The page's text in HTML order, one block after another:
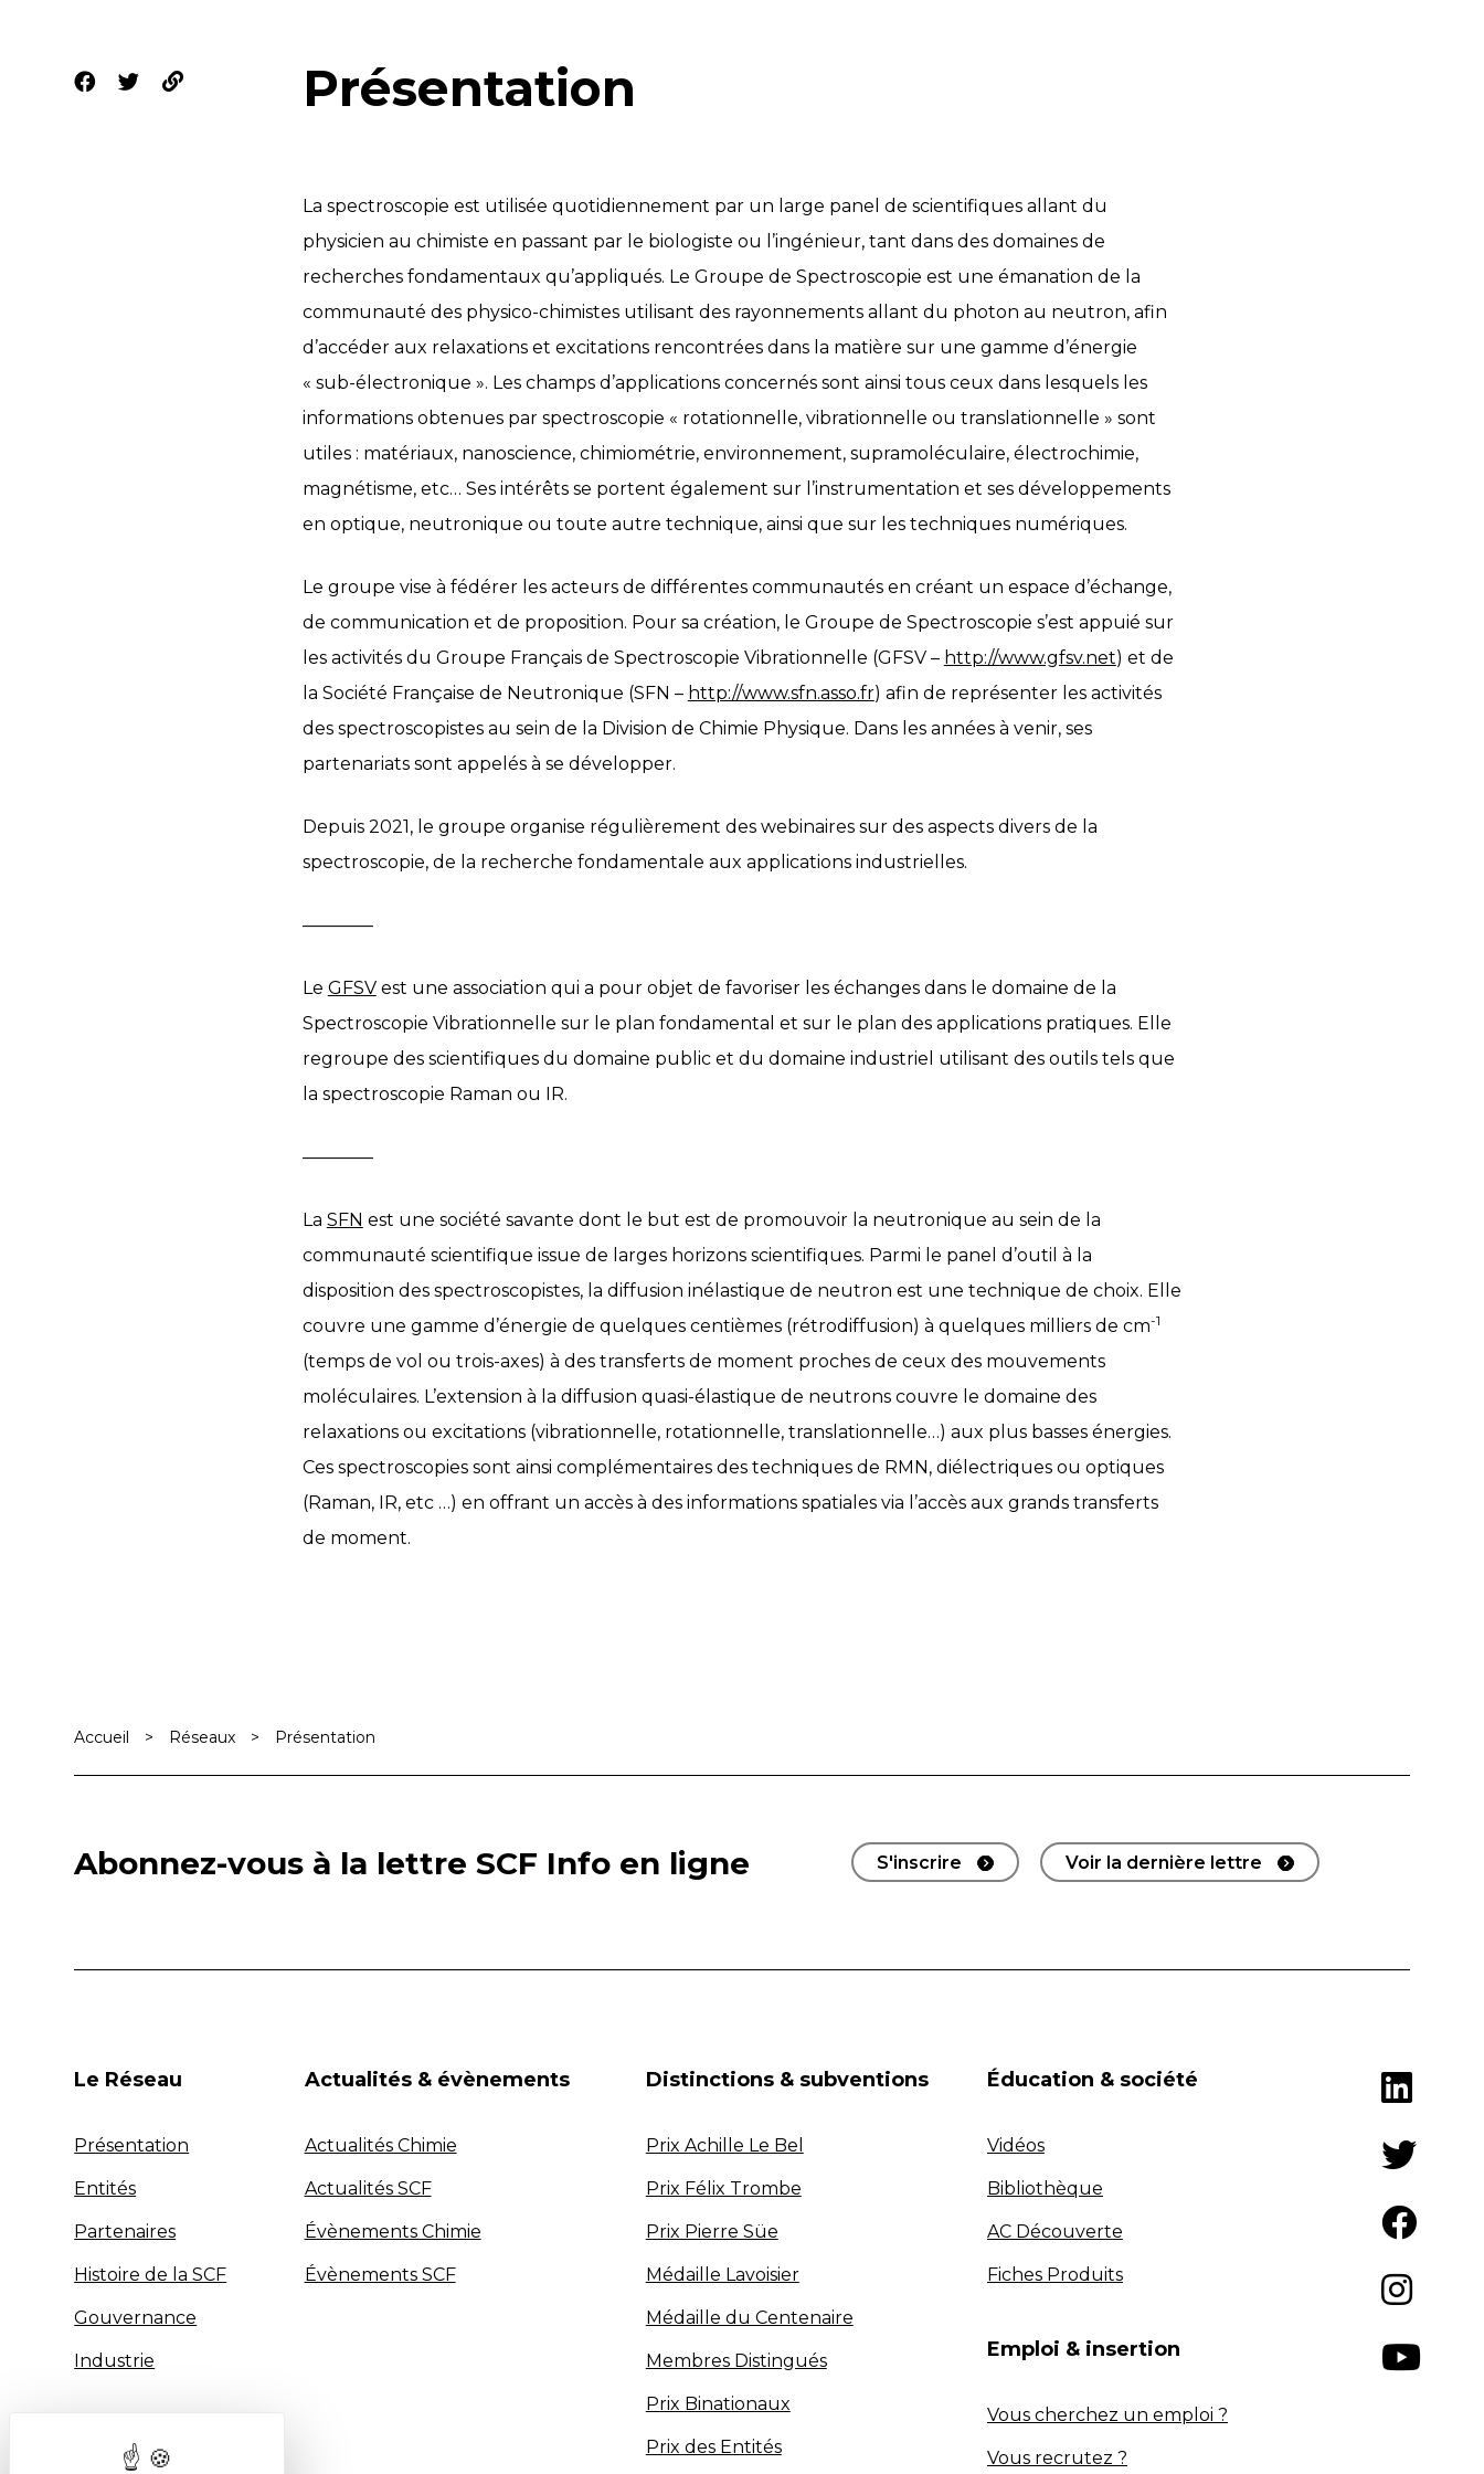
Présentation
La spectroscopie est utilisée quotidiennement par un large panel de scientifiques allant du
physicien au chimiste en passant par le biologiste ou l’ingénieur, tant dans des domaines de
recherches fondamentaux qu’appliqués. Le Groupe de Spectroscopie est une émanation de la
communauté des physico-chimistes utilisant des rayonnements allant du photon au neutron, afin
d’accéder aux relaxations et excitations rencontrées dans la matière sur une gamme d’énergie
« sub-électronique ». Les champs d’applications concernés sont ainsi tous ceux dans lesquels les
informations obtenues par spectroscopie « rotationnelle, vibrationnelle ou translationnelle » sont
utiles : matériaux, nanoscience, chimiométrie, environnement, supramoléculaire, électrochimie,
magnétisme, etc… Ses intérêts se portent également sur l’instrumentation et ses développements
en optique, neutronique ou toute autre technique, ainsi que sur les techniques numériques.
Le groupe vise à fédérer les acteurs de différentes communautés en créant un espace d’échange,
de communication et de proposition. Pour sa création, le Groupe de Spectroscopie s’est appuié sur
les activités du Groupe Français de Spectroscopie Vibrationnelle (GFSV – http://www.gfsv.net) et de
la Société Française de Neutronique (SFN – http://www.sfn.asso.fr) afin de représenter les activités
des spectroscopistes au sein de la Division de Chimie Physique. Dans les années à venir, ses
partenariats sont appelés à se développer.
Depuis 2021, le groupe organise régulièrement des webinaires sur des aspects divers de la
spectroscopie, de la recherche fondamentale aux applications industrielles.
​————
Le GFSVest une association qui a pour objet de favoriser les échanges dans le domaine de la
Spectroscopie Vibrationnelle sur le plan fondamental et sur le plan des applications pratiques. Elle
regroupe des scientifiques du domaine public et du domaine industriel utilisant des outils tels que
la spectroscopie Raman ou IR.
​————
La SFN est une société savante dont le but est de promouvoir la neutronique au sein de la
communauté scientifique issue de larges horizons scientifiques. Parmi le panel d’outil à la
disposition des spectroscopistes, la diffusion inélastique de neutron est une technique de choix. Elle
couvre une gamme d’énergie de quelques centièmes (rétrodiffusion) à quelques milliers de cm-1
(temps de vol ou trois-axes) à des transferts de moment proches de ceux des mouvements
moléculaires. L’extension à la diffusion quasi-élastique de neutrons couvre le domaine des
relaxations ou excitations (vibrationnelle, rotationnelle, translationnelle…) aux plus basses énergies.
Ces spectroscopies sont ainsi complémentaires des techniques de RMN, diélectriques ou optiques
(Raman, IR, etc …) en offrant un accès à des informations spatiales via l’accès aux grands transferts
de moment.
Accueil > Réseaux > Présentation
Abonnez-vous à la lettre SCF Info en ligne S'inscrire Voir la dernière lettre
Le Réseau
Présentation
Entités
Partenaires
Histoire de la SCF
Gouvernance
Industrie
Actualités & évènements
Actualités Chimie
Actualités SCF
Évènements Chimie
Évènements SCF
Distinctions & subventions
Prix Achille Le Bel
Prix Félix Trombe
Prix Pierre Süe
Médaille Lavoisier
Médaille du Centenaire
Membres Distingués
Prix Binationaux
Prix des Entités
Éducation & société
Vidéos
Bibliothèque
AC Découverte
Fiches Produits
Emploi & insertion
Vous cherchez un emploi ?
Vous recrutez ?